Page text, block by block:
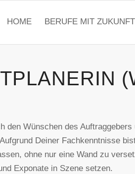
HOME BERUFE MIT ZUKUNFT
den Wünschen des
Deiner Fachkenntnisse
ohne nur eine Wand zu
Exponate in Szene setzen.